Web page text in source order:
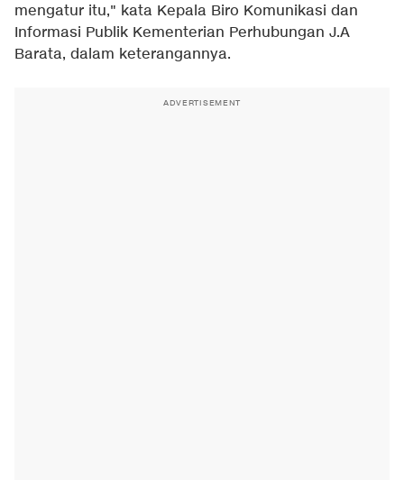
mengatur itu," kata Kepala Biro Komunikasi dan
Informasi Publik Kementerian Perhubungan J.A
Barata, dalam keterangannya.
ADVERTISEMENT